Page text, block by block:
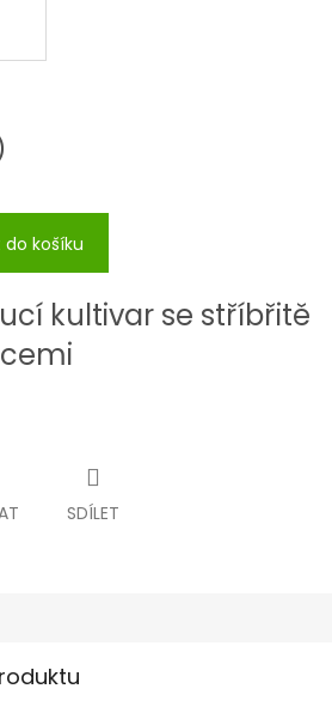
do košíku
kultivar se stříbřitě
SDÍLET